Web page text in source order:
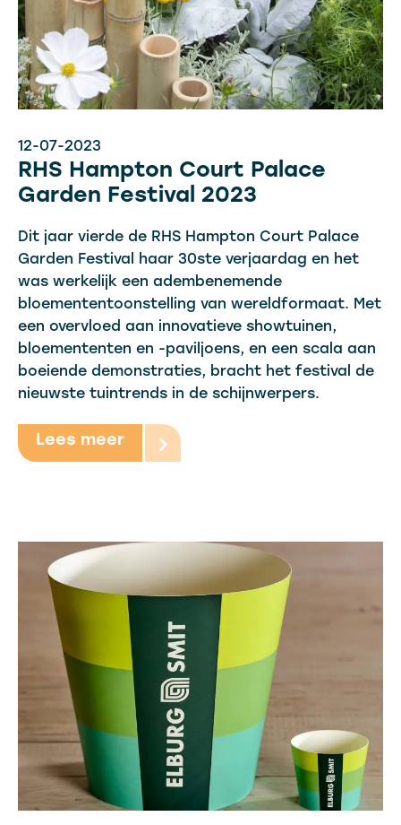
12-07-2023
RHS Hampton Court Palace
Garden Festival 2023
Dit jaar vierde de RHS Hampton Court Palace
Garden Festival haar 30ste verjaardag en het
was werkelijk een adembenemende
bloemententoonstelling van wereldformaat. Met
een overvloed aan innovatieve showtuinen,
bloemententen en -paviljoens, en een scala aan
boeiende demonstraties, bracht het festival de
nieuwste tuintrends in de schijnwerpers.
Lees meer